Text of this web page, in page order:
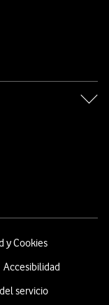
y Cookies
Accesibilidad
servicio